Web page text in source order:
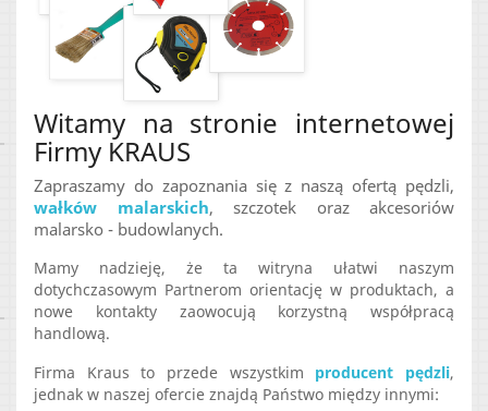
Witamy na stronie internetowej
Firmy KRAUS
Zapraszamy do zapoznania się z naszą ofertą pędzli,
wałków malarskich, szczotek oraz akcesoriów
malarsko - budowlanych.
Mamy nadzieję, że ta witryna ułatwi naszym
dotychczasowym Partnerom orientację w produktach, a
nowe kontakty zaowocują korzystną współpracą
handlową.
Firma Kraus to przede wszystkim producent pędzli,
jednak w naszej ofercie znajdą Państwo między innymi: